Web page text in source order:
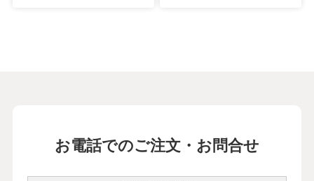
お電話でのご注文・お問合せ